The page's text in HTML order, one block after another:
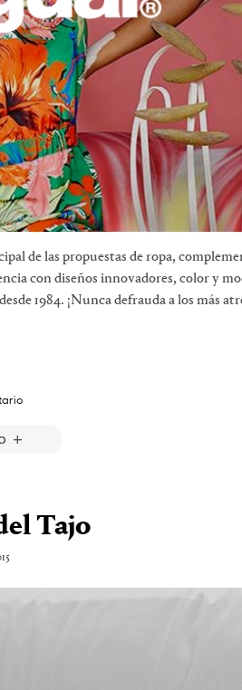
de las propuestas de ropa,
con diseños innovadores, color y
1984. ¡Nunca defrauda a los más
Tajo